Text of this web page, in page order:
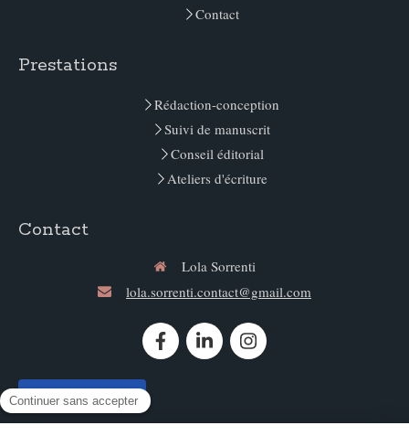
Contact
Prestations
Rédaction-conception
Suivi de manuscrit
Conseil éditorial
Ateliers d'écriture
Contact
Lola Sorrenti
lola.sorrenti.contact@gmail.com
Contacter Lola Sorrenti